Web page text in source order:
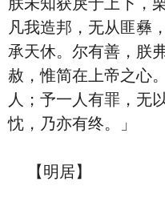
凡我造邦，无从匪彝
承天休。尔有善，朕
赦，惟简在上帝之心
人；予一人有罪，无
忱，乃亦有终。」
【明居】